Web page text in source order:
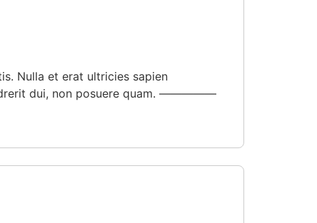
Nulla et erat ultricies sapien
dui, non posuere quam. —————